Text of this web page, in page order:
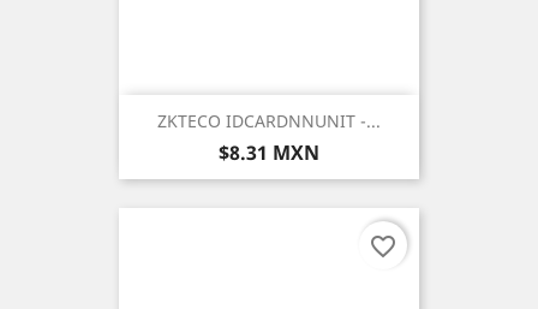
ZKTECO IDCARDNNUNIT -...
Precio
$8.31 MXN
favorite_border